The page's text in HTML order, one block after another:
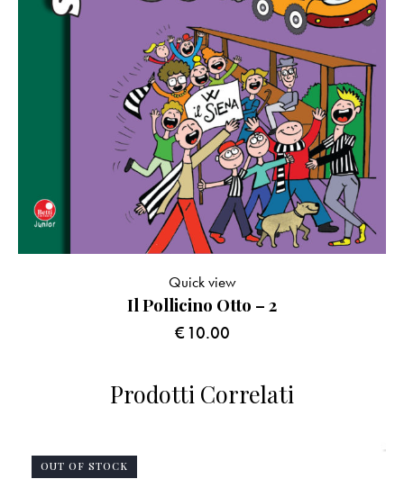
Il Pollicino Otto – 2
€10.00
Quick view
Prodotti Correlati
OUT OF STOCK